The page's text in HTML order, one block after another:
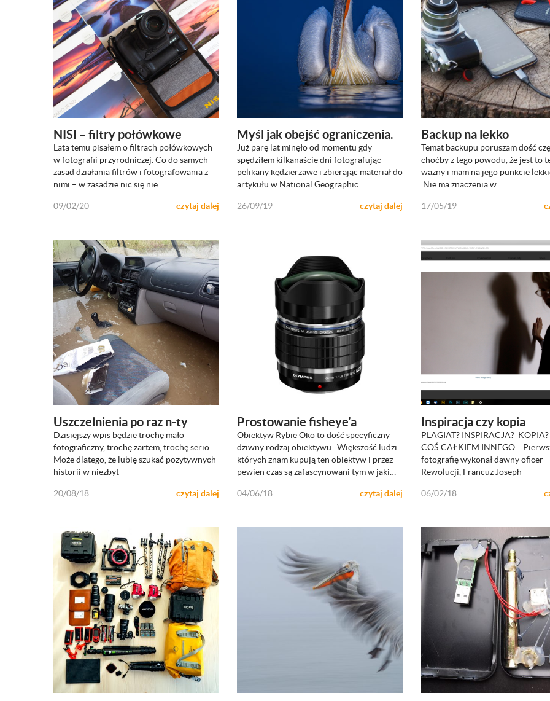
NISI – filtry połówkowe
Lata temu pisałem o filtrach połówkowych
w fotografii przyrodniczej. Co do samych
zasad działania filtrów i fotografowania z
nimi – w zasadzie nic się nie…
09/02/20 czytaj dalej
Myśl jak obejść ograniczenia.
Już parę lat minęło od momentu gdy
spędziłem kilkanaście dni fotografując
pelikany kędzierzawe i zbierając materiał do
artykułu w National Geographic
26/09/19 czytaj dalej
Backup na lekko
Temat backupu poruszam dość
choćby z tego powodu, że jest to
ważny i mam na jego punkcie
Nie ma znaczenia w…
17/05/19
ZOBACZ
Uszczelnienia po raz n-ty
Dzisiejszy wpis będzie trochę mało
fotograficzny, trochę żartem, trochę serio.
Może dlatego, że lubię szukać pozytywnych
historii w niezbyt
20/08/18 czytaj dalej
ZOBACZ
Prostowanie fisheye’a
Obiektyw Rybie Oko to dość specyficzny
dziwny rodzaj obiektywu. Większość ludzi
których znam kupują ten obiektyw i przez
pewien czas są zafascynowani tym w jaki…
04/06/18 czytaj dalej
ZOBACZ
Inspiracja czy kopia
PLAGIAT? INSPIRACJA?
COŚ CAŁKIEM INNEGO…
fotografię wykonał dawny oficer
Rewolucji, Francuz Joseph
06/02/18
ZOBACZ ZOBACZ ZOBACZ